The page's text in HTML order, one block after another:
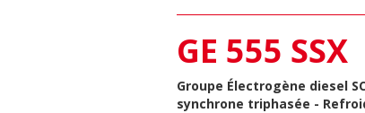
GE 555 SSX
Groupe Électrogène diesel
synchrone triphasée -